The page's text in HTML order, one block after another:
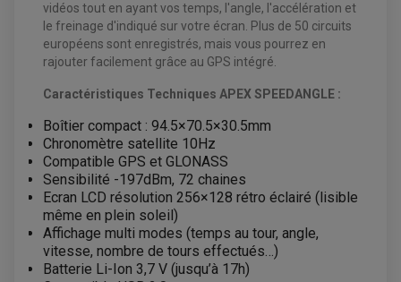
vidéos tout en ayant vos temps, l'angle, l'accélération et
le freinage d'indiqué sur votre écran. Plus de 50 circuits
européens sont enregistrés, mais vous pourrez en
rajouter facilement grâce au GPS intégré.
Caractéristiques Techniques APEX SPEEDANGLE :
Boîtier compact : 94.5×70.5×30.5mm
Chronomètre satellite 10Hz
Compatible GPS et GLONASS
Sensibilité -197dBm, 72 chaines
Ecran LCD résolution 256×128 rétro éclairé (lisible
même en plein soleil)
Affichage multi modes (temps au tour, angle,
vitesse, nombre de tours effectués…)
Batterie Li-Ion 3,7 V (jusqu’à 17h)